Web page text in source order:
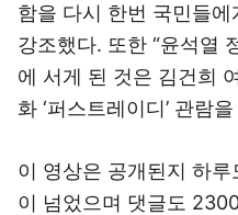
함을 다시 한번 국민들에
강조했다. 또한 “윤석열
에 서게 된 것은 김건희
화 ‘퍼스트레이디’ 관람
이 영상은 공개된지 하
이 넘었으며 댓글도